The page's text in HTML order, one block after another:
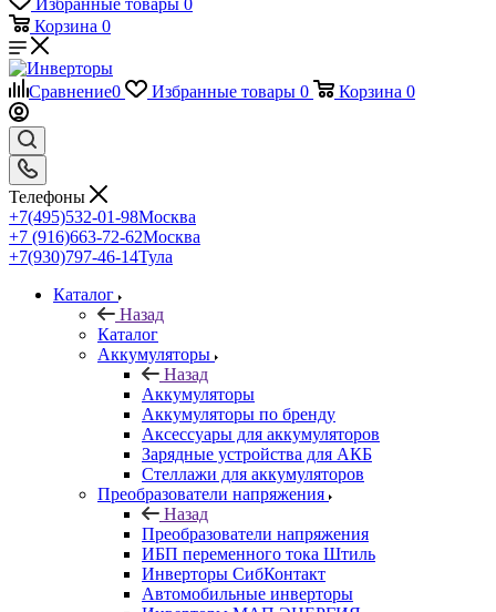
Избранные товары 0
Корзина 0
Сравнение0 Избранные товары 0 Корзина 0
Телефоны
+7(495)532-01-98Москва
+7 (916)663-72-62Москва
+7(930)797-46-14Тула
Каталог
Назад
Каталог
Аккумуляторы
Назад
Аккумуляторы
Аккумуляторы по бренду
Аксессуары для аккумуляторов
Зарядные устройства для АКБ
Стеллажи для аккумуляторов
Преобразователи напряжения
Назад
Преобразователи напряжения
ИБП переменного тока Штиль
Инверторы СибКонтакт
Автомобильные инверторы